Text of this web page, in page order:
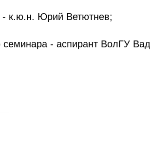
- к.ю.н. Юрий Ветютнев;
семинара - аспирант ВолГУ